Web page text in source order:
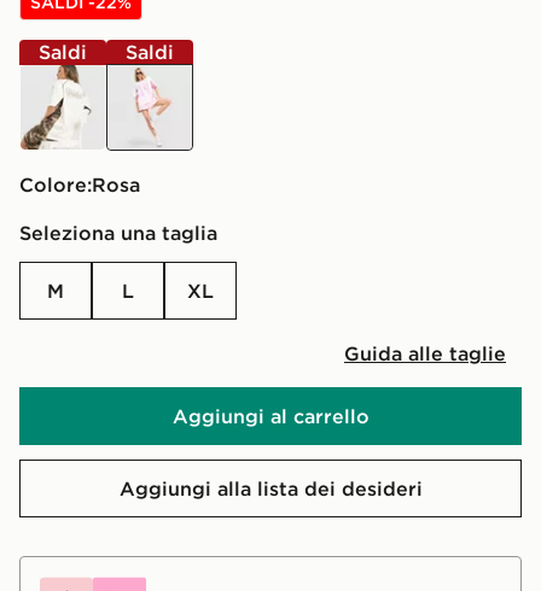
Saldi
beige
Saldi
rosa
Colore: rosa
Seleziona una taglia
M L XL
Guida alle taglie
Aggiungi al carrello
Aggiungi alla lista dei desideri